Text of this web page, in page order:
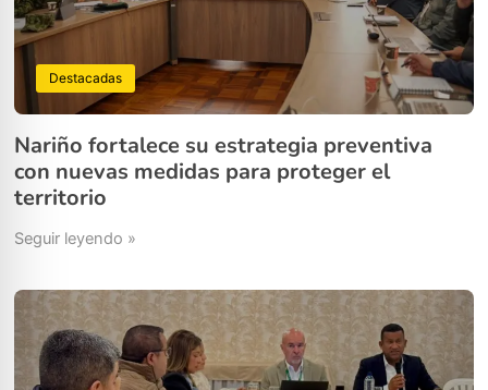
Destacadas
Nariño fortalece su estrategia preventiva
con nuevas medidas para proteger el
territorio
Seguir leyendo »